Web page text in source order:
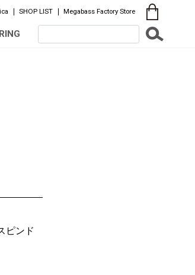
SHOP LIST Megabass Factory Store
ピンド